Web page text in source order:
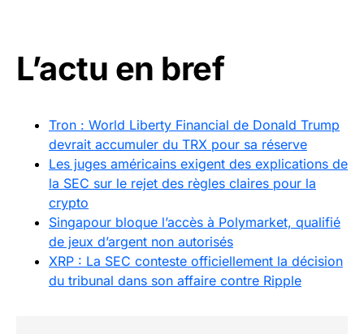
L’actu en bref
Tron : World Liberty Financial de Donald Trump
devrait accumuler du TRX pour sa réserve
Les juges américains exigent des explications de
la SEC sur le rejet des règles claires pour la
crypto
Singapour bloque l’accès à Polymarket, qualifié
de jeux d’argent non autorisés
XRP : La SEC conteste officiellement la décision
du tribunal dans son affaire contre Ripple